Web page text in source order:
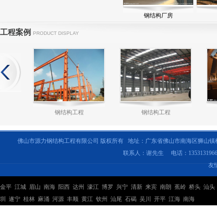
钢结构厂房
工程案例 PRODUCT DISPLAY
钢结构工程 钢结构工程
钢结构工程 钢结构工程
佛山市源力钢结构工程有限公司 版权所有 地址：广东省佛山市南海区狮
联系人：谢先生 电话：
友
金平 江城 眉山 南海 阳西 达州 濠江 博罗 兴宁 清新 来宾 南朗 蕉岭 桥头 汕头
圳
遂宁 桂林 麻涌 河源 丰顺 黄江 钦州 汕尾 石碣 吴川 开平 江海 南海